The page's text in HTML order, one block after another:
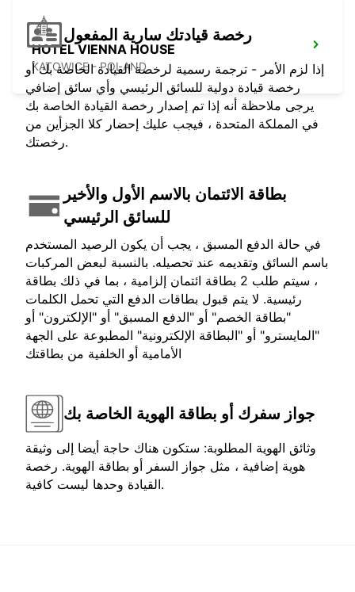
HOTEL VIENNA HOUSE
KATOWICE - POLAND
رخصة قيادتك سارية المفعول
إذا لزم الأمر - ترجمة رسمية لرخصة القيادة الخاصة بك أو
رخصة قيادة دولية للسائق الرئيسي وأي سائق إضافي
يرجى ملاحظة أنه إذا تم إصدار رخصة القيادة الخاصة بك
في المملكة المتحدة ، فيجب عليك إحضار كلا الجزأين من
رخصتك.
بطاقة الائتمان بالاسم الأول والأخير
للسائق الرئيسي
في حالة الدفع المسبق ، يجب أن يكون الرصيد المستخدم
باسم السائق وتقديمه عند تحصيله. بالنسبة لبعض المركبات
، سيتم طلب 2 بطاقة ائتمان إلزامية ، بما في ذلك بطاقة
رئيسية. لا يتم قبول بطاقات الدفع التي تحمل الكلمات
"بطاقة الخصم" أو "الدفع المسبق" أو "الإلكترون" أو
"المايسترو" أو "البطاقة الإلكترونية" المطبوعة على الجهة
الأمامية أو الخلفية من بطاقتك
جواز سفرك أو بطاقة الهوية الخاصة بك
وثائق الهوية المطلوبة: ستكون هناك حاجة أيضا إلى وثيقة
هوية إضافية ، مثل جواز السفر أو بطاقة الهوية. رخصة
القيادة وحدها ليست كافية.